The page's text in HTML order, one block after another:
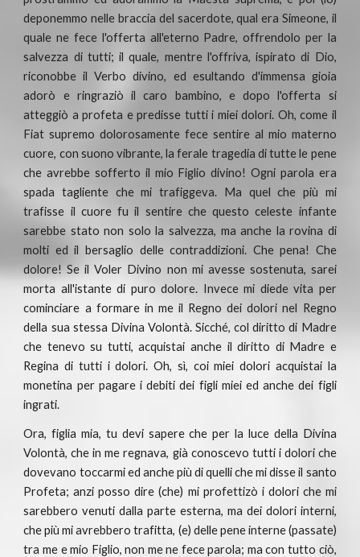
deponemmo nelle braccia del sacerdote, qual era Simeone, il
quale ne fece l'offerta all'eterno Padre, offrendolo per la
salvezza di tutti; il quale, mentre l'offriva, ispirato di Dio,
riconobbe il Verbo divino, ed esultando d'immensa gioia
adorò e ringraziò il caro bambino, e dopo l'offerta si
atteggiò a profeta e predisse tutti i miei dolori. Oh, come il
Fiat supremo dolorosamente fece sentire al mio materno
cuore, con suono vibrante, la ferale tragedia di tutte le pene
che avrebbe sofferto il mio Figlio divino! Ogni parola era
spada tagliente che mi trafiggeva. Ma quel che più mi
trafisse il cuore fu il sentire che questo celeste infante
sarebbe stato non solo la salvezza, ma anche la rovina di
molti ed il bersaglio delle contraddizioni. Che pena! Che
dolore! Se il Voler Divino non mi avesse sostenuta, sarei
morta all'istante di puro dolore. Invece mi diede vita per
cominciare a formare in me il Regno dei dolori nel Regno
della sua stessa Divina Volontà. Sicché, col diritto di Madre
che tenevo su tutti, acquistai anche il diritto di Madre e
Regina di tutti i dolori. Oh, sì, coi miei dolori acquistai la
monetina per pagare i debiti dei figli miei ed anche dei figli
ingrati.
Ora, figlia mia, tu devi sapere che per la luce della Divina
Volontà, che in me regnava, già conoscevo tutti i dolori che
dovevano toccarmi ed anche più di quelli che mi disse il santo
Profeta; anzi posso dire (che) mi profettizò i dolori che mi
sarebbero venuti dalla parte esterna, ma dei dolori interni,
che più mi avrebbero trafitta, (e) delle pene interne (passate)
tra me e mio Figlio, non me ne fece parola; ma con tutto ciò,